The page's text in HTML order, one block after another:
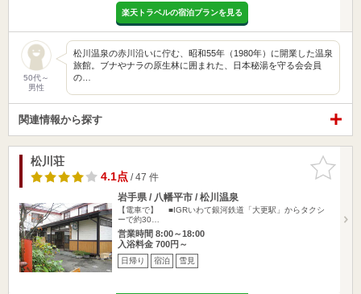
楽天トラベルの宿泊プランを見る
50代～
男性
松川温泉の赤川沿いに佇む、昭和55年（1980年）に開業した温泉
旅館。ブナやナラの原生林に囲まれた、日本秘湯を守る会会員
の…
関連情報から探す
お気に入
りに追加
松川荘
4.1点/ 47 件
岩手県 / 八幡平市 / 松川温泉
【電車で】 ■IGRいわて銀河鉄道「大更駅」からタクシ
ーで約30…
営業時間 8:00～18:00
入浴料金 700円～
日帰り 宿泊 雪見